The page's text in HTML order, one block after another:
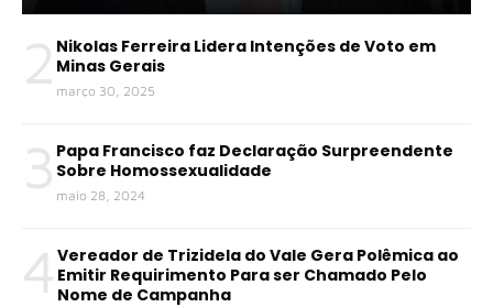
2 Nikolas Ferreira Lidera Intenções de Voto em
Minas Gerais
março 30, 2025
3 Papa Francisco faz Declaração Surpreendente
Sobre Homossexualidade
maio 28, 2024
4 Vereador de Trizidela do Vale Gera Polêmica ao
Emitir Requirimento Para ser Chamado Pelo
Nome de Campanha